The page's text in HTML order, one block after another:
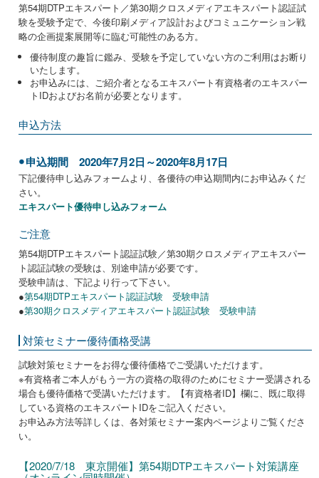
第54期DTPエキスパート／第30期クロスメディアエキスパート認証試
験を受験予定で、今後印刷メディア設計およびコミュニケーション戦
略の企画提案展開等に臨む可能性のある方。
優待制度の趣旨に鑑み、受験を予定していない方のご利用はお断り
いたします。
お申込みには、ご紹介者となるエキスパート有資格者のエキスパー
トIDおよびお名前が必要となります。
申込方法
申込期間 2020年7月2日～2020年8月17日
下記優待申し込みフォームより、各優待の申込期間内にお申込みくだ
さい。
エキスパート優待申し込みフォーム
ご注意
第54期DTPエキスパート認証試験／第30期クロスメディアエキスパー
ト認証試験の受験は、別途申請が必要です。
受験申請は、下記より行って下さい。
●第54期DTPエキスパート認証試験 受験申請
●第30期クロスメディアエキスパート認証試験 受験申請
対策セミナー優待価格受講
試験対策セミナーをお得な優待価格でご受講いただけます。
※有資格者ご本人がもう一方の資格の取得のためにセミナー受講される
場合も優待価格で受講いただけます。【有資格者ID】欄に、既に取得
している資格のエキスパートIDをご記入ください。
お申込み方法等詳しくは、各対策セミナー案内ページよりご覧くださ
い。
【2020/7/18 東京開催】第54期DTPエキスパート対策講座